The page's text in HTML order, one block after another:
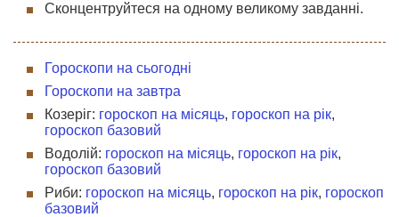
Сконцентруйтеся на одному великому завданні.
Гороскопи на сьогодні
Гороскопи на завтра
Козеріг: гороскоп на місяць, гороскоп на рік,
гороскоп базовий
Водолій: гороскоп на місяць, гороскоп на рік,
гороскоп базовий
Риби: гороскоп на місяць, гороскоп на рік, гороскоп
базовий